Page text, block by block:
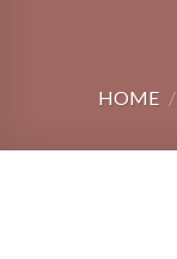
HOME /